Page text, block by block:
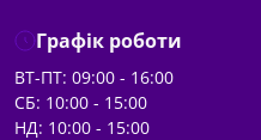
Графік роботи
ВТ-ПТ: 09:00 - 16:00
СБ: 10:00 - 15:00
НД: 10:00 - 15:00